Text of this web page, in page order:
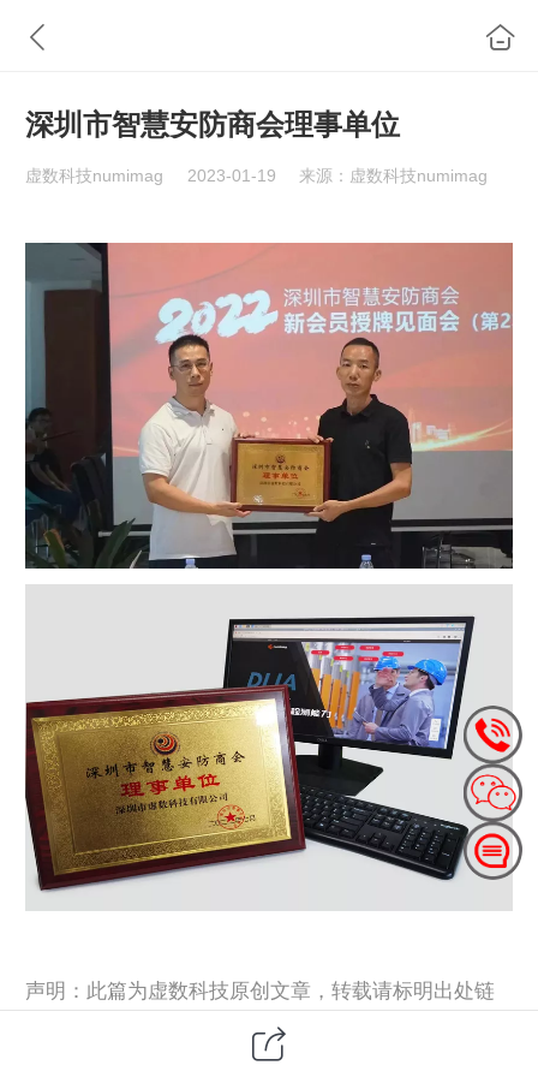
深圳市智慧安防商会理事单位
虚数科技numimag 2023-01-19 来源：虚数科技numimag
声明：此篇为虚数科技原创文章，转载请标明出处链
https://m.numimag.com/sys-